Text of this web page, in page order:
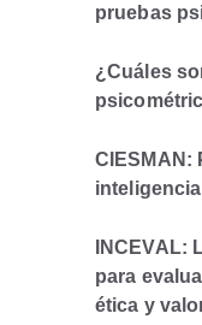
pruebas
¿Cuáles
CIESMAN:
INCEVAL:
para
ética y